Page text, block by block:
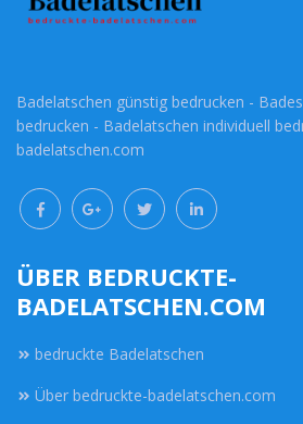
Badelatschen günstig bedrucken -
bedrucken - Badelatschen individuell
badelatschen.com
ÜBER BEDRUCKTE-
BADELATSCHEN.COM
bedruckte Badelatschen
Über bedruckte-badelatschen.com